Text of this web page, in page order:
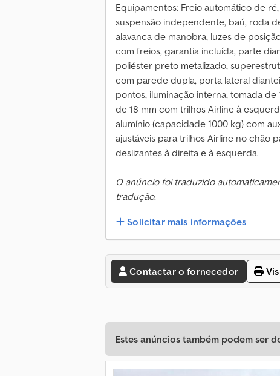
Equipamentos: Freio automático de
suspensão independente, baú, roda
alavanca de manobra, luzes de
com freios, garantia incluída, parte
poliéster preto metalizado,
com parede dupla, porta lateral
pontos, iluminação interna, tomada
de 18 mm com trilhos Airline à
alumínio (capacidade 1000 kg) com
ajustáveis para trilhos Airline no chão
deslizantes à direita e à esquerda.
O anúncio foi traduzido
tradução.
Solicitar mais informações
Contactar o fornecedor
Estes anúncios também podem ser